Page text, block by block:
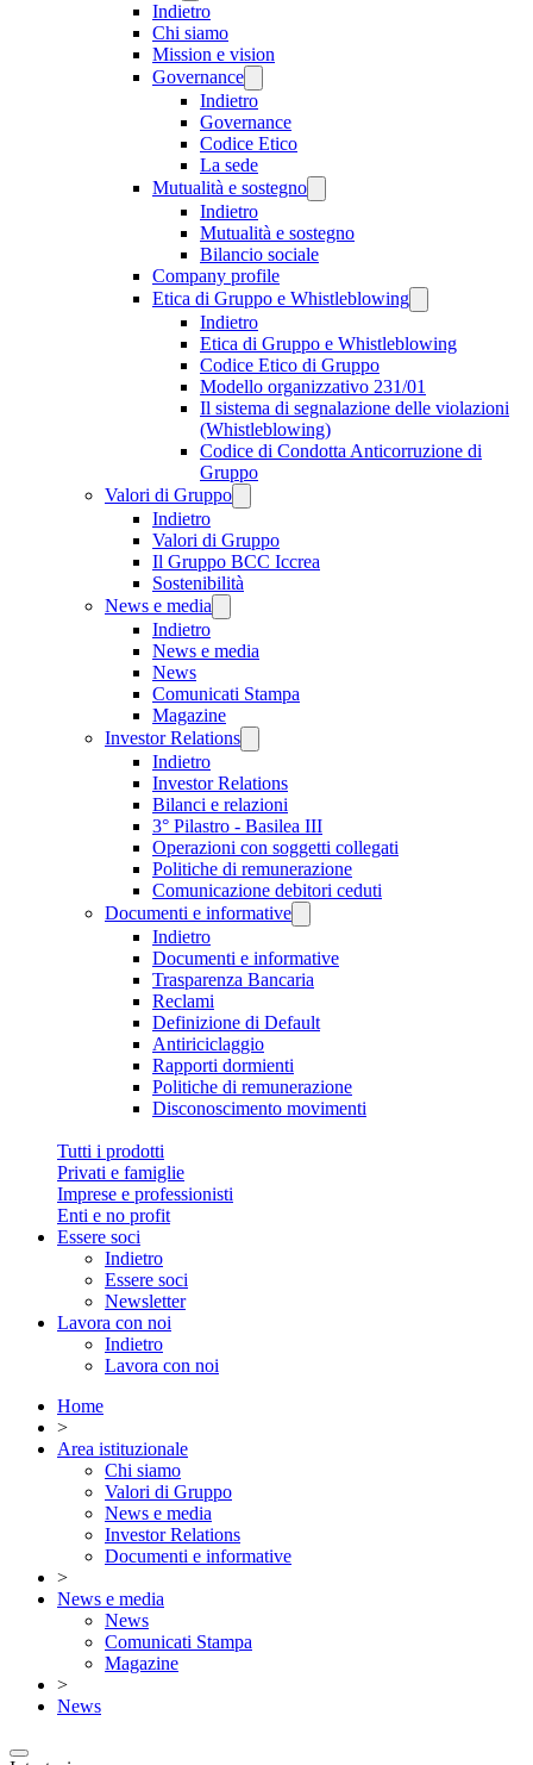
Indietro
Chi siamo
Mission e vision
Governance
Indietro
Governance
Codice Etico
La sede
Mutualità e sostegno
Indietro
Mutualità e sostegno
Bilancio sociale
Company profile
Etica di Gruppo e Whistleblowing
Indietro
Etica di Gruppo e Whistleblowing
Codice Etico di Gruppo
Modello organizzativo 231/01
Il sistema di segnalazione delle violazioni
(Whistleblowing)
Codice di Condotta Anticorruzione di
Gruppo
Valori di Gruppo
Indietro
Valori di Gruppo
Il Gruppo BCC Iccrea
Sostenibilità
News e media
Indietro
News e media
News
Comunicati Stampa
Magazine
Investor Relations
Indietro
Investor Relations
Bilanci e relazioni
3° Pilastro - Basilea III
Operazioni con soggetti collegati
Politiche di remunerazione
Comunicazione debitori ceduti
Documenti e informative
Indietro
Documenti e informative
Trasparenza Bancaria
Reclami
Definizione di Default
Antiriciclaggio
Rapporti dormienti
Politiche di remunerazione
Disconoscimento movimenti
Tutti i prodotti
Privati e famiglie
Imprese e professionisti
Enti e no profit
Essere soci
Indietro
Essere soci
Newsletter
Lavora con noi
Indietro
Lavora con noi
Home
>
Area istituzionale
Chi siamo
Valori di Gruppo
News e media
Investor Relations
Documenti e informative
>
News e media
News
Comunicati Stampa
Magazine
>
News